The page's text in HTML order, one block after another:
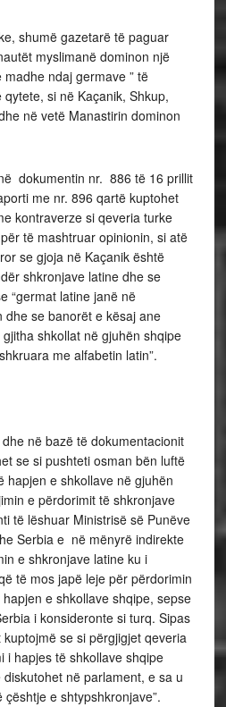
shumë gazetarë të paguar
myslimanë dominon një
ndaj germave ” të
si në Kaçanik, Shkup,
në vetë Manastirin dominon
dokumentin nr. 886 të 16 prillit
me nr. 896 qartë kuptohet
kontraverze si qeveria turke
të mashtruar opinionin, si atë
se gjoja në Kaçanik është
shkronjave latine dhe se
“germat latine janë në
dhe se banorët e kësaj ane
shkollat në gjuhën shqipe
me alfabetin latin”.
në bazë të dokumentacionit
se si pushteti osman bën luftë
hapjen e shkollave në gjuhën
e përdorimit të shkronjave
të lëshuar Ministrisë së Punëve
Serbia e në mënyrë indirekte
e shkronjave latine ku i
të mos japë leje për përdorimin
e shkollave shqipe, sepse
i konsideronte si turq. Sipas
se si përgjigjet qeveria
i hapjes të shkollave shqipe
në parlament, e sa u
e shtypshkronjave”.